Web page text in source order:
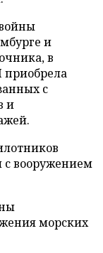
и
в
приобрела
с
и
с вооружением
морских